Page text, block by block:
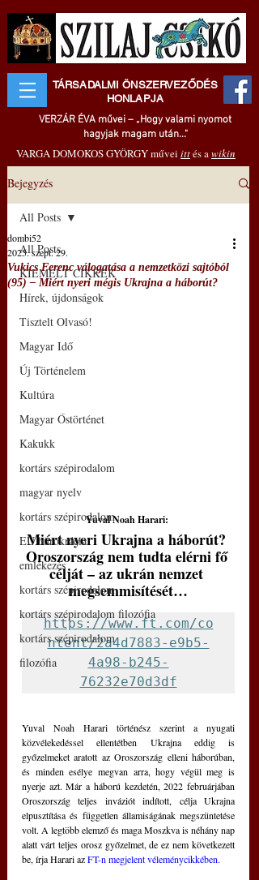
TÁRSADALMI ÖNSZERVEZŐDÉS
HONLAPJA
VERZÁR ÉVA művei – „Hogy valami nyomot
hagyjak magam után..."
VARGA DOMOKOS GYÖRGY művei ittés awikin
Bejegyzés
All Posts
KIEMELT CIKKEK
Hírek, újdonságok
Tisztelt Olvasó!
Magyar Idő
Új Történelem
Kultúra
Magyar Őstörténet
Kakukk
kortárs szépirodalom
magyar nyelv
kortárs szépirodalom
EU bürokrácia
emlékezés
kortárs szépirodalom
kortárs szépirodalom filozófia
kortárs szépirodalom
filozófia
All Posts
Vukics Ferenc válogatása a nemzetközi sajtóból
(95) ‒ Miért nyeri mégis Ukrajna a háborút?
dombi52
2025. szept. 29.
Yuval Noah Harari:
Miért nyeri Ukrajna a háborút?
Oroszország nem tudta elérni fő
célját – az ukrán nemzet
megsemmisítését…
https://www.ft.com/co
ntent/2a4d7883-e9b5-
4a98-b245-
76232e70d3df
Yuval Noah Harari történész szerint a nyugati
közvélekedéssel ellentétben Ukrajna eddig is
győzelmeket aratott az Oroszország elleni háborúban,
és minden esélye megvan arra, hogy végül meg is
nyerje azt. Már a háború kezdetén, 2022 februárjában
Oroszország teljes inváziót indított, célja Ukrajna
elpusztítása és független államiságának megszüntetése
volt. A legtöbb elemző és maga Moszkva is néhány nap
alatt várt teljes orosz győzelmet, de ez nem következett
be, írja Harari az FT-n megjelent véleménycikkében.